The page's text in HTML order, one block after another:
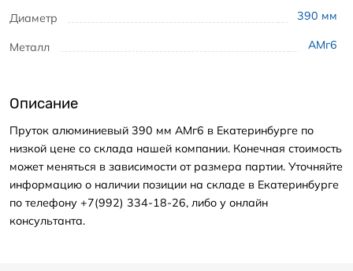
Диаметр 390 мм
Металл АМг6
Описание
Пруток алюминиевый 390 мм АМг6 в Екатеринбурге по
низкой цене со склада нашей компании. Конечная стоимость
может меняться в зависимости от размера партии. Уточняйте
информацию о наличии позиции на складе в Екатеринбурге
по телефону +7(992) 334-18-26, либо у онлайн
консультанта.